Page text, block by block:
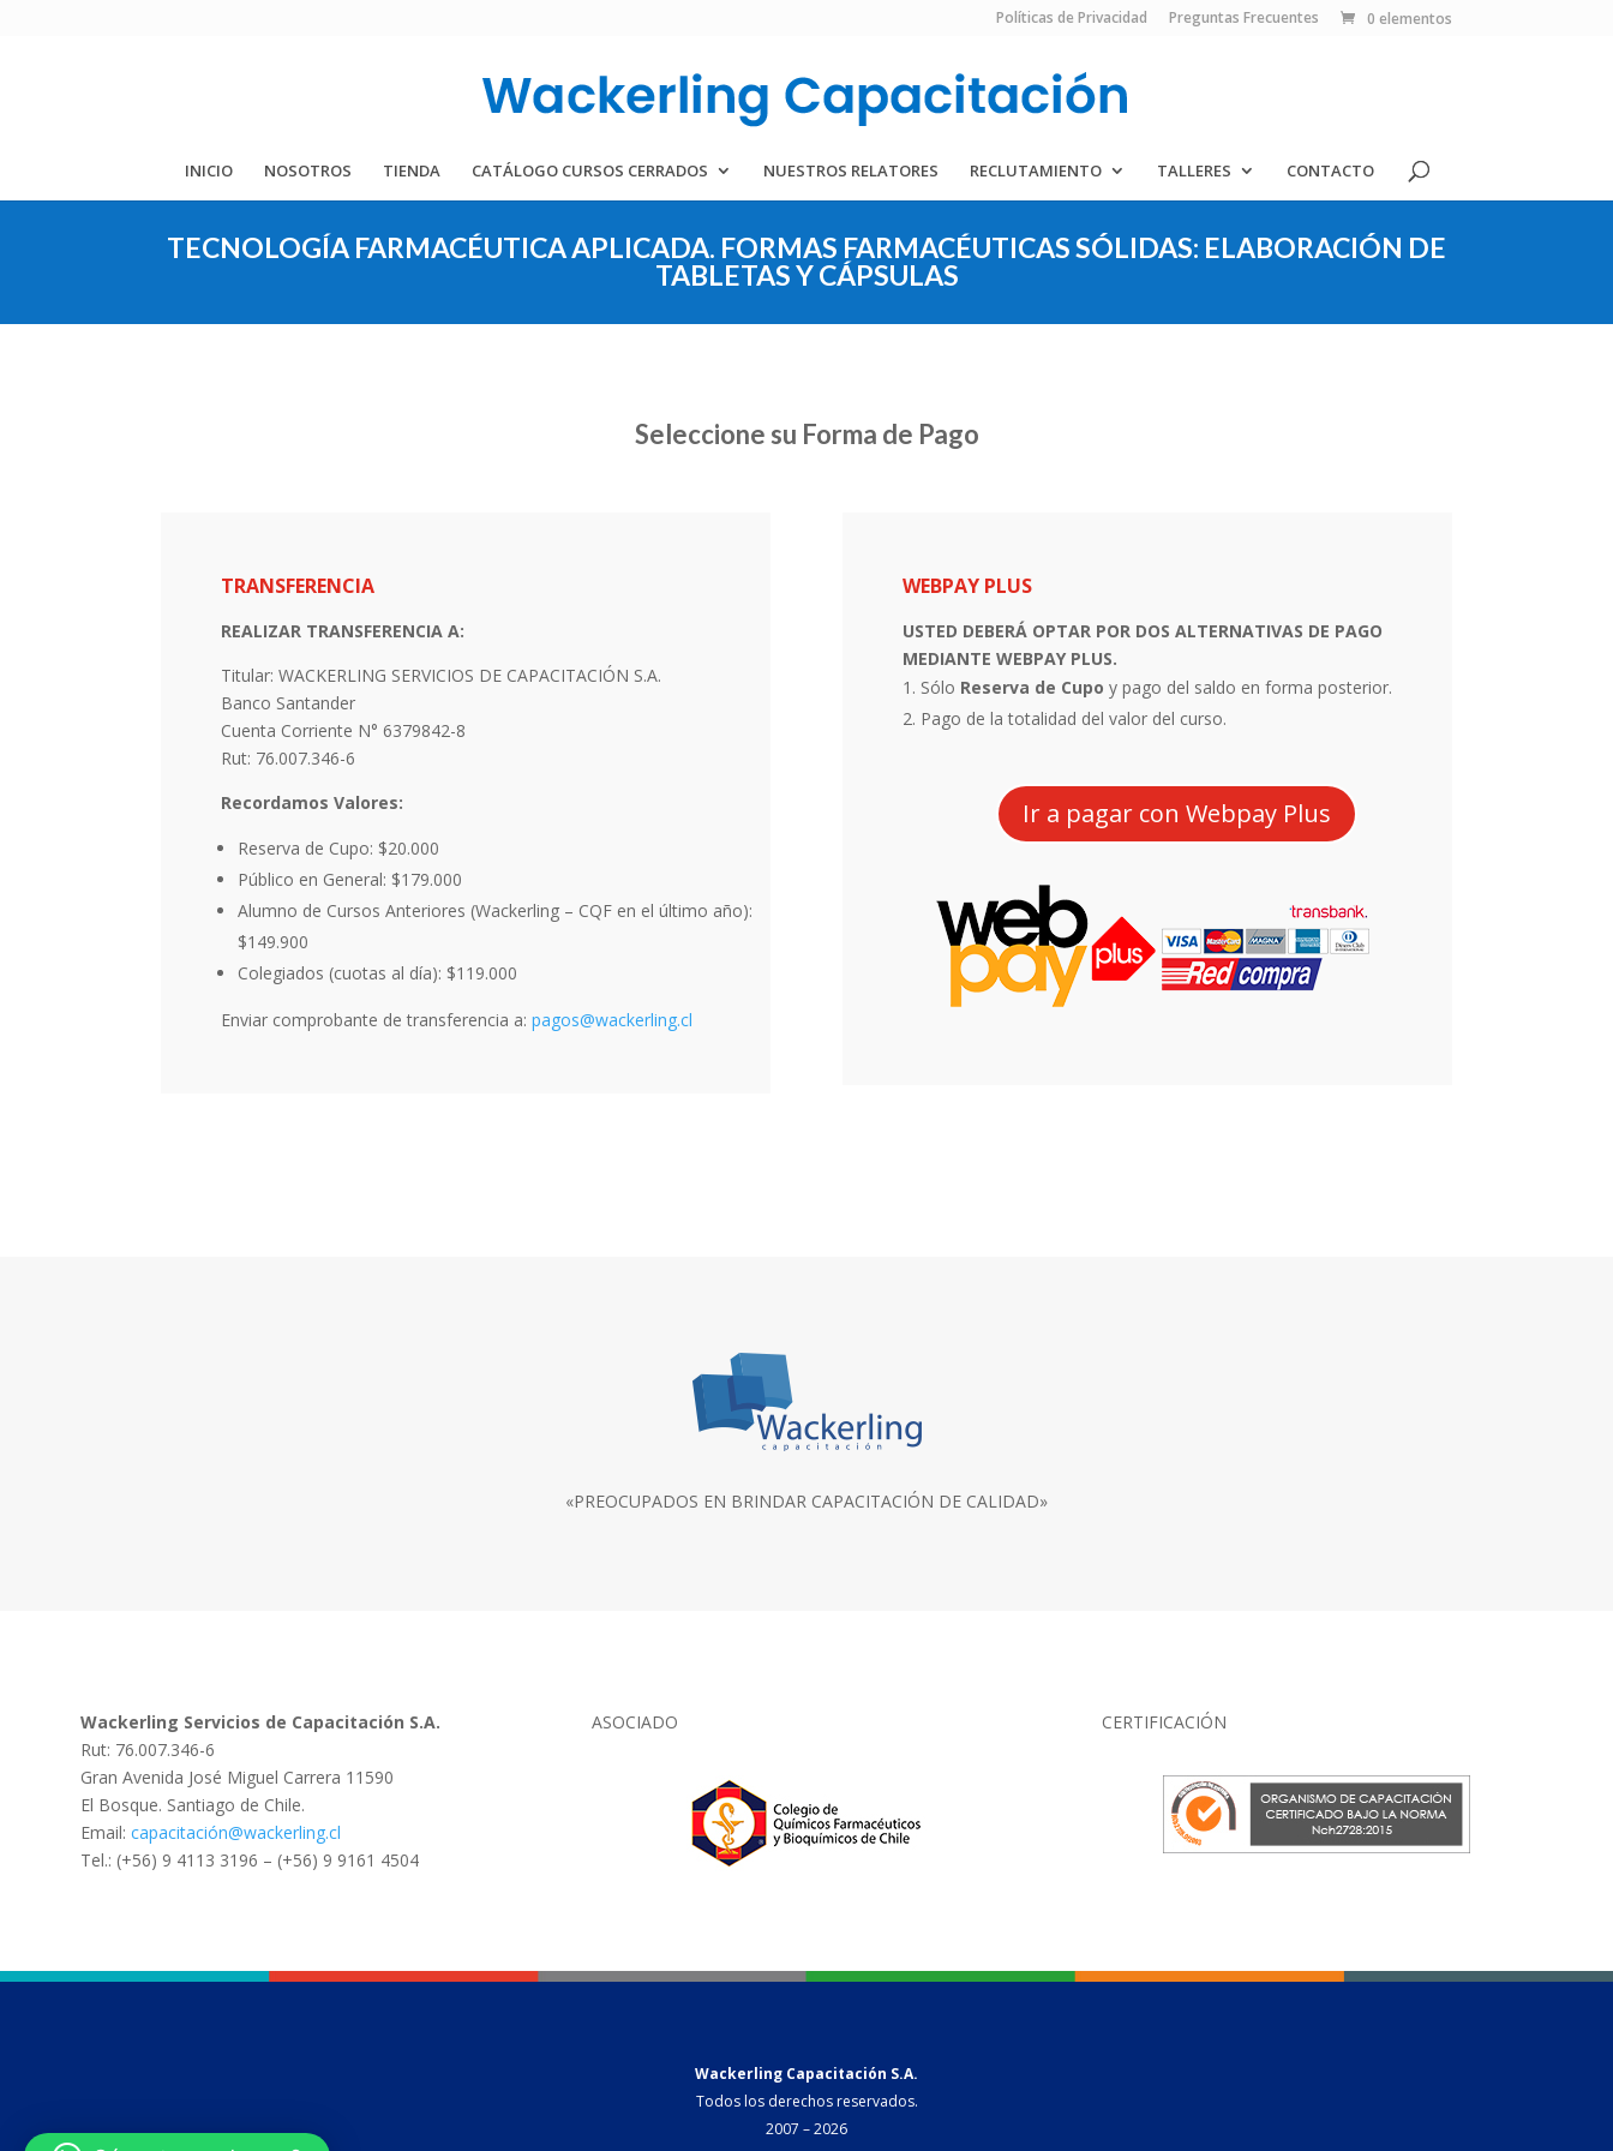
Políticas de Privacidad Preguntas Frecuentes 0 elementos
INICIO NOSOTROS TIENDA CATÁLOGO CURSOS CERRADOS NUESTROS RELATORES RECLUTAMIENTO TALLERES CONTACTO
TECNOLOGÍA FARMACÉUTICA APLICADA. FORMAS FARMACÉUTICAS SÓLIDAS: ELABORACIÓN DE
TABLETAS Y CÁPSULAS
Seleccione su Forma de Pago
TRANSFERENCIA
REALIZAR TRANSFERENCIA A:
Titular: WACKERLING SERVICIOS DE CAPACITACIÓN S.A.
Banco Santander
Cuenta Corriente N° 6379842-8
Rut: 76.007.346-6
Recordamos Valores:
Reserva de Cupo: $20.000
Público en General: $179.000
Alumno de Cursos Anteriores (Wackerling – CQF en el último año):
$149.900
Colegiados (cuotas al día): $119.000
Enviar comprobante de transferencia a: pagos@wackerling.cl
WEBPAY PLUS
USTED DEBERÁ OPTAR POR DOS ALTERNATIVAS DE PAGO
MEDIANTE WEBPAY PLUS.
Sólo Reserva de Cupo y pago del saldo en forma posterior.
Pago de la totalidad del valor del curso.
Ir a pagar con Webpay Plus
«PREOCUPADOS EN BRINDAR CAPACITACIÓN DE CALIDAD»
Wackerling Servicios de Capacitación S.A.
Rut: 76.007.346-6
Gran Avenida José Miguel Carrera 11590
El Bosque. Santiago de Chile.
Email:capacitación@wackerling.cl
Tel.: (+56) 9 4113 3196 – (+56) 9 9161 4504
ASOCIADO CERTIFICACIÓN
Wackerling Capacitación S.A.
Todos los derechos reservados.
2007 – 2026